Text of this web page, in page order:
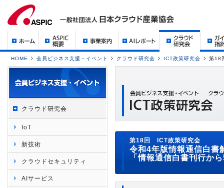
HOME 会員ビジネス支援・イベント クラウド研究会 ICT政策研究会 第18
クラウド研究会
IoT
新技術
クラウドセキュリティ
AIサービス
第18回 ICT政策研究会
令和4年版情報通信白書
「情報通信白書刊行か